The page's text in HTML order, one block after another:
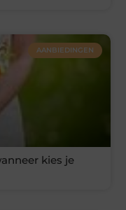
AANBIEDINGEN
kies je